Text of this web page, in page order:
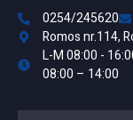
0254/245620
Romos nr.114,
L-M 08:00 -
08:00 – 14:00